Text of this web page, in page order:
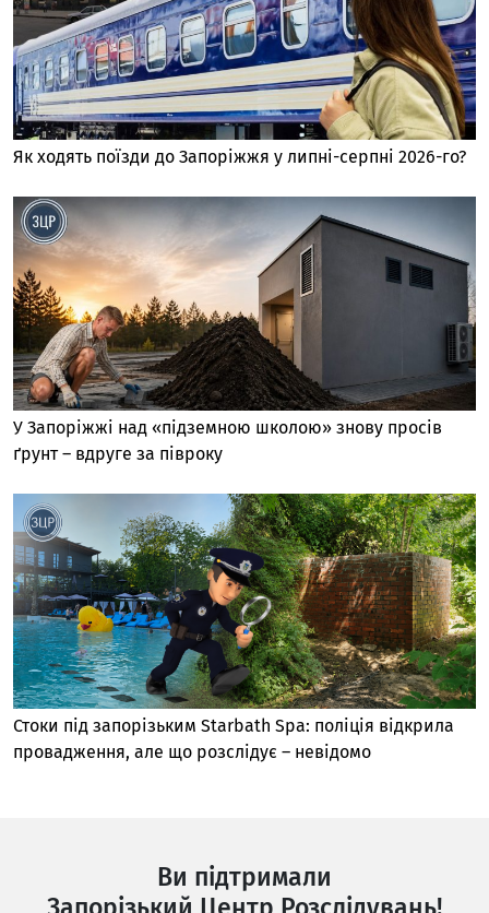
Як ходять поїзди до Запоріжжя у липні-серпні 2026-го?
У Запоріжжі над «підземною школою» знову просів
ґрунт – вдруге за півроку
Стоки під запорізьким Starbath Spa: поліція відкрила
провадження, але що розслідує – невідомо
Ви підтримали